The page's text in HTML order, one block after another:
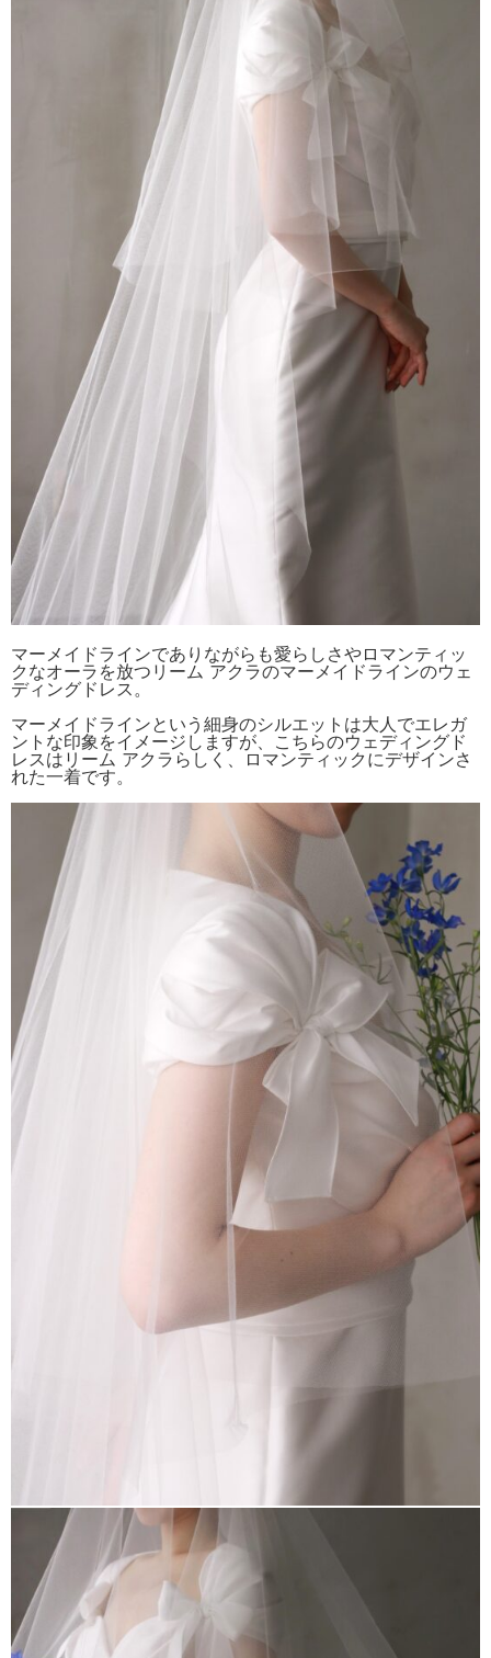
マーメイドラインでありながらも愛らしさやロマンティッ
クなオーラを放つリーム アクラのマーメイドラインのウェ
ディングドレス。
マーメイドラインという細身のシルエットは大人でエレガ
ントな印象をイメージしますが、こちらのウェディングド
レスはリーム アクラらしく、ロマンティックにデザインさ
れた一着です。